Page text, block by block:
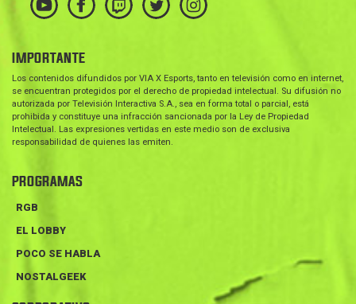
IMPORTANTE
Los contenidos difundidos por VIA X Esports, tanto en televisión como en internet,
se encuentran protegidos por el derecho de propiedad intelectual. Su difusión no
autorizada por Televisión Interactiva S.A., sea en forma total o parcial, está
prohibida y constituye una infracción sancionada por la Ley de Propiedad
Intelectual. Las expresiones vertidas en este medio son de exclusiva
responsabilidad de quienes las emiten.
PROGRAMAS
RGB
EL LOBBY
POCO SE HABLA
NOSTALGEEK